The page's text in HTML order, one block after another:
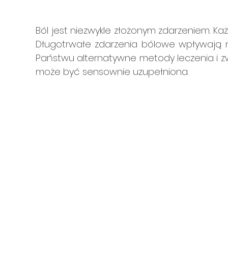
Ból jest niezwykle złożonym zdarzeniem.
Długotrwałe zdarzenia bólowe
Państwu alternatywne metody leczenia i
może być sensownie uzupełniona.